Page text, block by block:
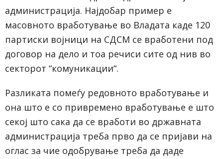
администрација. Најдобар пример е
масовното вработување во Владата каде 120
партиски војници на СДСМ се вработени под
договор на дело и тоа речиси сите од нив во
секторот “комуникации“.
Разликата помеѓу редовното вработување и
она што е со привремено вработување е што
секој што сака да се вработи во државната
администрација треба прво да се пријави на
оглас за чие одобрување треба да даде